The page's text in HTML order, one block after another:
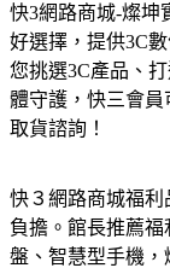
快3網路商城-燦坤
好選擇，提供3C
您挑選3C產品、
體守護，快三會
取貨諮詢！
快３網路商城福
負擔。館長推薦
盤、智慧型手機